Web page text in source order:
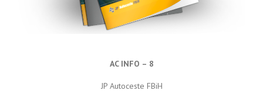
AC INFO – 8
JP Autoceste FBiH